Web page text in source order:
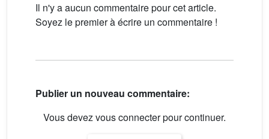
Il n'y a aucun commentaire pour cet article.
Soyez le premier à écrire un commentaire !
Publier un nouveau commentaire:
Vous devez vous connecter pour continuer.